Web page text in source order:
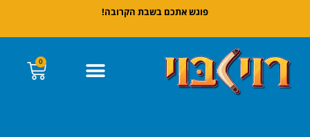
פוגש אתכם בשבת הקרובה!
0